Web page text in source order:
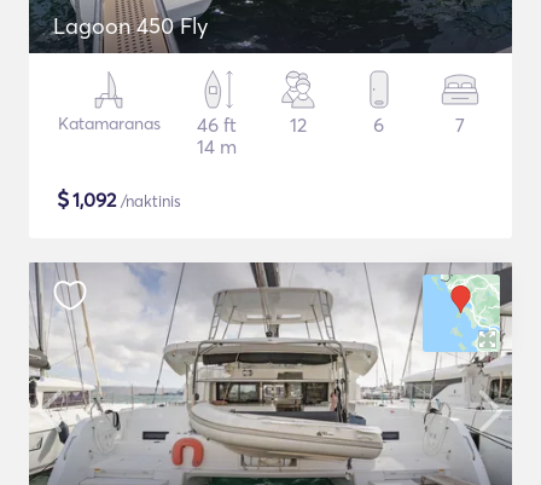
Lagoon 450 Fly
Katamaranas
46 ft
14 m
12 6 7
$1,092/naktinis